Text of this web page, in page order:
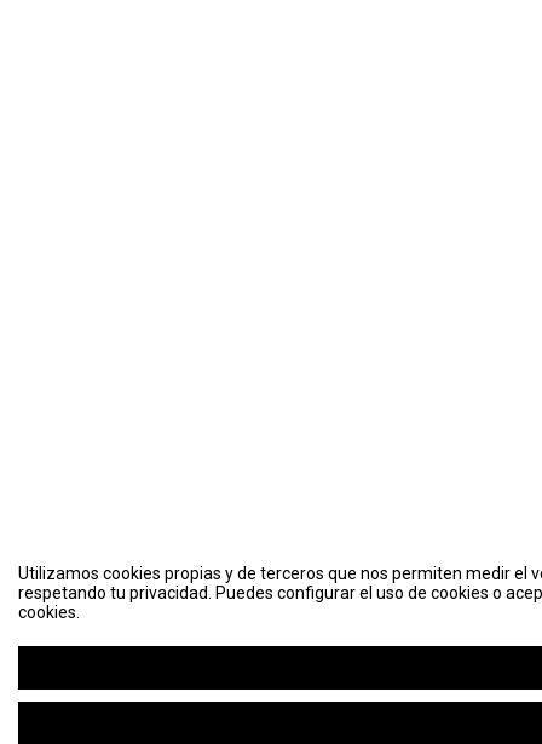
Utilizamos cookies propias y de terceros que nos permiten medir el
respetando tu privacidad. Puedes configurar el uso de cookies o
cookies.